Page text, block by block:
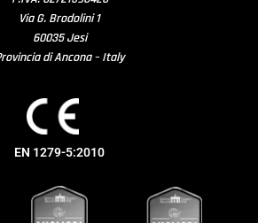
Via G. Brodolini 1
60035 Jesi
di Ancona – Italy
EN 1279-5:2010